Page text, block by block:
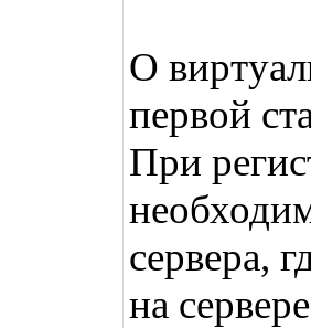
О
первой
При
сервера,
на